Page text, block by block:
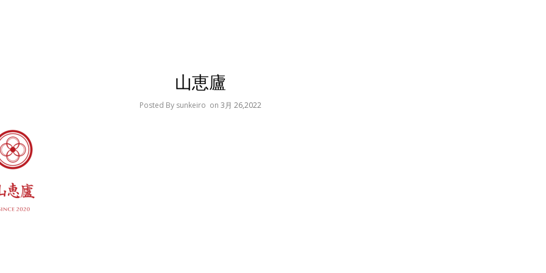
山恵廬
Posted By sunkeiro on 3月 26,2022